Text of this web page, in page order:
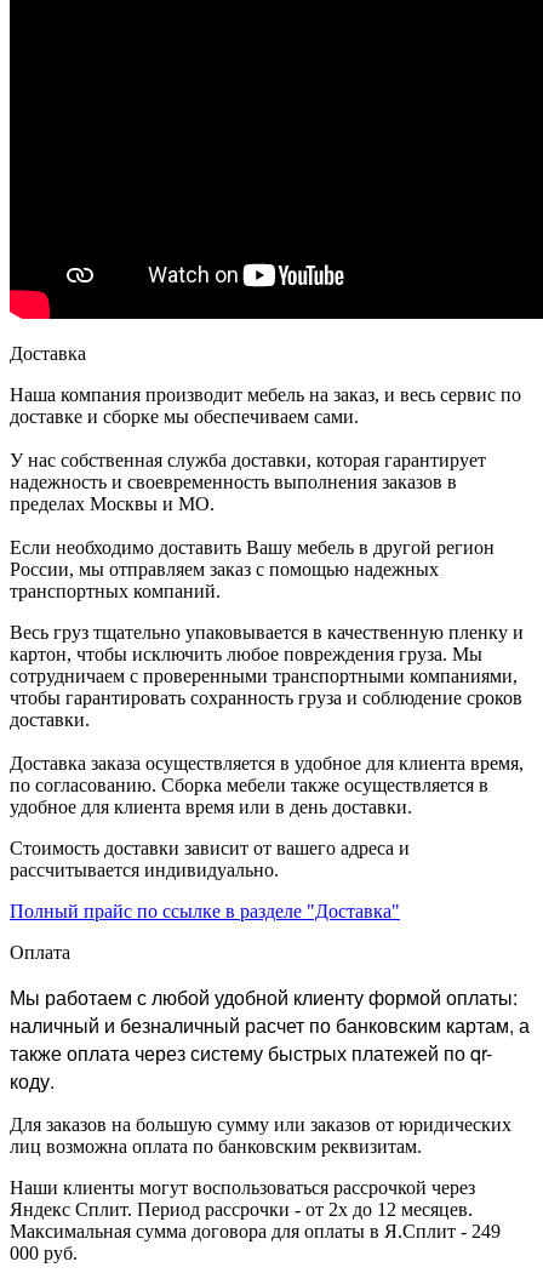
Доставка
Наша компания производит мебель на заказ, и весь сервис по
доставке и сборке мы обеспечиваем сами.
У нас собственная служба доставки, которая гарантирует
надежность и своевременность выполнения заказов в
пределах Москвы и МО.
Если необходимо доставить Вашу мебель в другой регион
России, мы отправляем заказ с помощью надежных
транспортных компаний.
Весь груз тщательно упаковывается в качественную пленку и
картон, чтобы исключить любое повреждения груза. Мы
сотрудничаем с проверенными транспортными компаниями,
чтобы гарантировать сохранность груза и соблюдение сроков
доставки.
Доставка заказа осуществляется в удобное для клиента время,
по согласованию. Сборка мебели также осуществляется в
удобное для клиента время или в день доставки.
Стоимость доставки зависит от вашего адреса и
рассчитывается индивидуально.
Полный прайс по ссылке в разделе "Доставка"
Оплата
Мы работаем с любой удобной клиенту формой оплаты:
наличный и безналичный расчет по банковским картам, а
также оплата через систему быстрых платежей по qr-
коду.
Для заказов на большую сумму или заказов от юридических
лиц возможна оплата по банковским реквизитам.
Наши клиенты могут воспользоваться рассрочкой через
Яндекс Сплит. Период рассрочки - от 2х до 12 месяцев.
Максимальная сумма договора для оплаты в Я.Сплит - 249
000 руб.